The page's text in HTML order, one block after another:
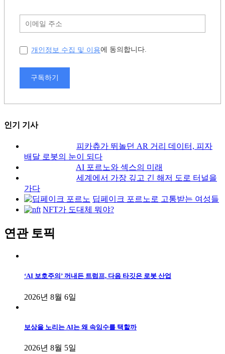
개인정보 수집 및 이용에 동의합니다.
구독하기
인기 기사
피카츄가 뛰놀던 AR 거리 데이터, 피자
배달 로봇의 눈이 되다
AI 포르노와 섹스의 미래
세계에서 가장 깊고 긴 해저 도로 터널을
가다
딥페이크 포르노로 고통받는 여성들
NFT가 도대체 뭐야?
연관 토픽
‘AI 보호주의’ 꺼내든 트럼프, 다음 타깃은 로봇 산업
2026년 8월 6일
보상을 노리는 AI는 왜 속임수를 택할까
2026년 8월 5일